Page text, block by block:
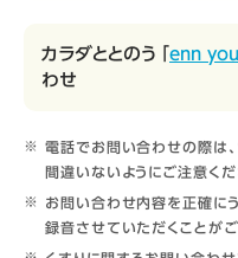
カラダととのう 「 enn
わせ
電話でお問い合わせの際は
間違いないようにご注意くだ
お問い合わせ内容を正確に
録音させていただくことがご